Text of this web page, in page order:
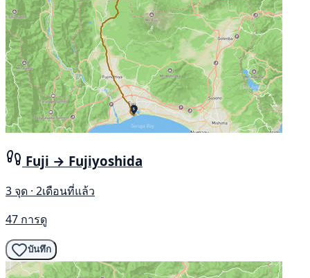
Fuji → Fujiyoshida
3 จุด · 2เดือนที่แล้ว
47 การดู
บันทึก